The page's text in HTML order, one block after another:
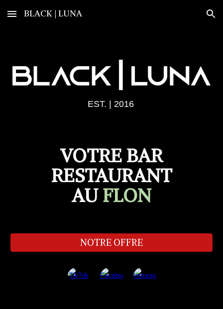
Skip to main content Skip to navigation
BLACK | LUNA
EST. | 2016
VOTRE BAR
RESTAURANT
AUFLON
NOTRE OFFRE